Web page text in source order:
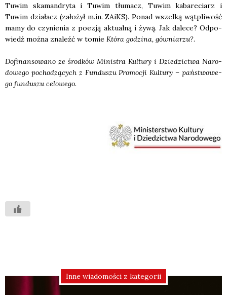
Tuwim ska­man­dry­ta i Tuwim tłu­macz, Tuwim kaba­re­ciarz i
Tuwim dzia­łacz (zało­żył m.in. ZAiKS). Ponad wszel­ką wąt­pli­wość
mamy do czy­nie­nia z poezją aktu­al­ną i żywą. Jak dale­ce? Odpo­
wiedź moż­na zna­leźć w tomie Któ­ra godzi­na, gów­nia­rzu?.
Dofi­nan­so­wa­no ze środ­ków Mini­stra Kul­tu­ry i Dzie­dzic­twa Naro­
do­we­go pocho­dzą­cych z Fun­du­szu Pro­mo­cji Kul­tu­ry – pań­stwo­we­
go fun­du­szu celo­we­go.
Inne wiadomości z kategorii